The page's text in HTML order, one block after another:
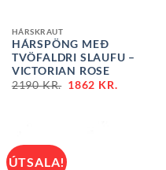
HÁRSKRAUT
HÁRSPÖNG MEÐ
TVÖFALDRI SLAUFU –
VICTORIAN ROSE
2190KR. 1862 KR.
ÚTSALA!